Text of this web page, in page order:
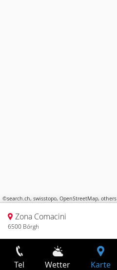
©search.ch, swisstopo, OpenStreetMap, others
Zona Comacini
6500 Bórgh
Tel Wetter Karte